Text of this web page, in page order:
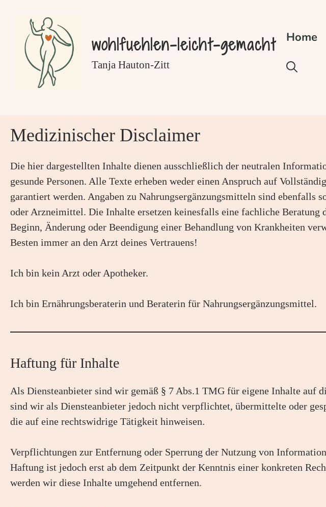
springen
wohlfuehlen-leicht-gemacht
Tanja Hauton-Zitt
Home
Medizinischer Disclaimer
Die hier dargestellten Inhalte dienen ausschließlich der neutralen
gesunde Personen. Alle Texte erheben weder einen Anspruch auf
garantiert werden. Angaben zu Nahrungsergänzungsmitteln sind
oder Arzneimittel. Die Inhalte ersetzen keinesfalls eine fachliche Beratung
Beginn, Änderung oder Beendigung einer Behandlung von Krankheiten
Besten immer an den Arzt deines Vertrauens!
Ich bin kein Arzt oder Apotheker.
Ich bin Ernährungsberaterin und Beraterin für Nahrungsergänzungsmittel.
Haftung für Inhalte
Als Diensteanbieter sind wir gemäß § 7 Abs.1 TMG für eigene Inhalte auf
sind wir als Diensteanbieter jedoch nicht verpflichtet, übermittelte oder
die auf eine rechtswidrige Tätigkeit hinweisen.
Verpflichtungen zur Entfernung oder Sperrung der Nutzung von
Haftung ist jedoch erst ab dem Zeitpunkt der Kenntnis einer konkreten
werden wir diese Inhalte umgehend entfernen.